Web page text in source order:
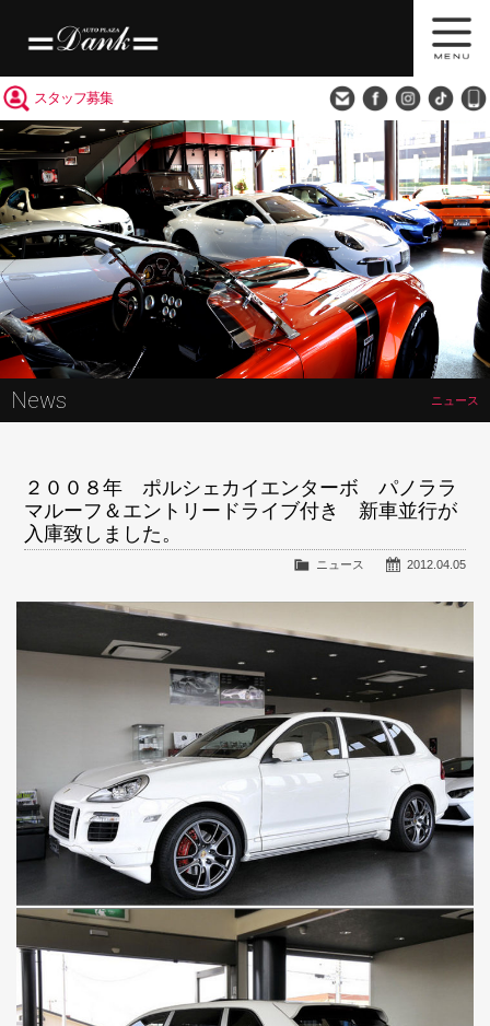
スタッフ募集
News ニュース
２００８年 ポルシェカイエンターボ パノララ
マルーフ＆エントリードライブ付き 新車並行が
入庫致しました。
2012.04.05
ニュース